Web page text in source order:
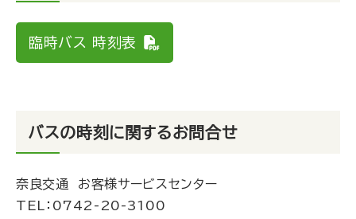
臨時バス 時刻表
バスの時刻に関するお問合せ
奈良交通 お客様サービスセンター
TEL： 0742-20-3100